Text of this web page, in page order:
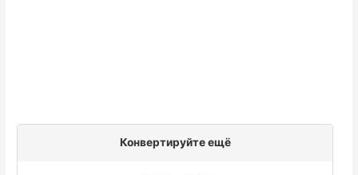
Конвертируйте ещё